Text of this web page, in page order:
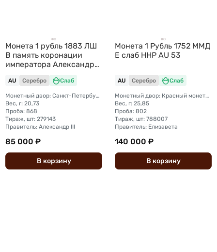
Монета 1 рубль 1883 ЛШ
В память коронации
императора Александра
III слаб ННР AU 53
AU Серебро Слаб
Монетный двор: Санкт-Петербургский монетный двор
Вес, г: 20,73
Проба: 868
Тираж, шт: 279143
Правитель: Александр III
85 000 ₽
В корзину
Монета 1 Рубль 1752 ММД
Е слаб ННР AU 53
AU Серебро Слаб
Монетный двор: Красный монетный двор (Москва)
Вес, г: 25,85
Проба: 802
Тираж, шт: 788007
Правитель: Елизавета
140 000 ₽
В корзину